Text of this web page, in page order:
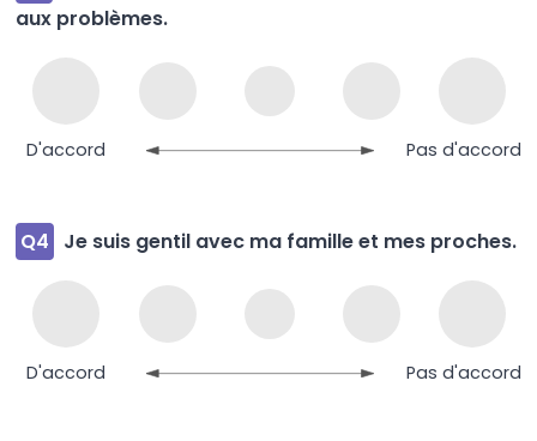
aux problèmes.
D'accord Pas d'accord
Q4 Je suis gentil avec ma famille et mes proches.
D'accord Pas d'accord